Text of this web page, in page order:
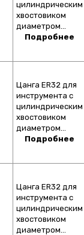
цилиндрическим
хвостовиком
диаметром…
Подробнее
Цанга ER32 для
инструмента с
цилиндрическим
хвостовиком
диаметром…
Подробнее
Цанга ER32 для
инструмента с
цилиндрическим
хвостовиком
диаметром…